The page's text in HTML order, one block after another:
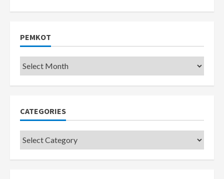
PEMKOT
Pemkot
CATEGORIES
Categories